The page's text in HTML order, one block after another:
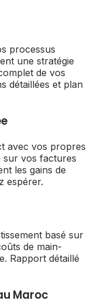
processus
une stratégie
de vos
détaillées et plan
avec vos propres
sur vos factures
les gains de
espérer.
basé sur
de main-
Rapport détaillé
Maroc